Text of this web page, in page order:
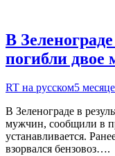
В
погибли двое
RT на русском5
В Зеленограде в
мужчин, сообщили в
устанавливается.
взорвался бензовоз….